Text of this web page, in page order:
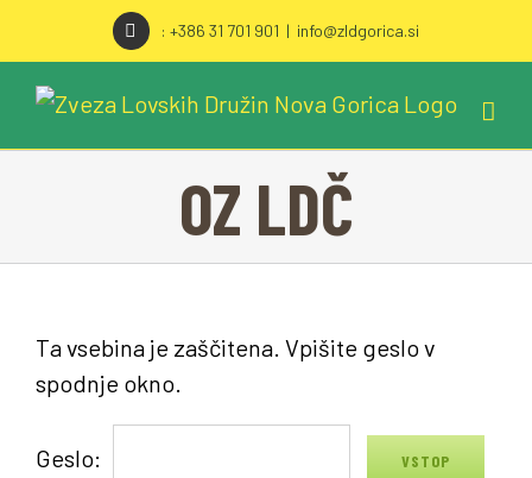
content
: +386 31 701 901 | info@zldgorica.si
OZ LDČ
Ta vsebina je zaščitena. Vpišite geslo v
spodnje okno.
Geslo:
DŠ: 22270043
MŠ: 5104394000
info@zldgorica.si
KJE SMO